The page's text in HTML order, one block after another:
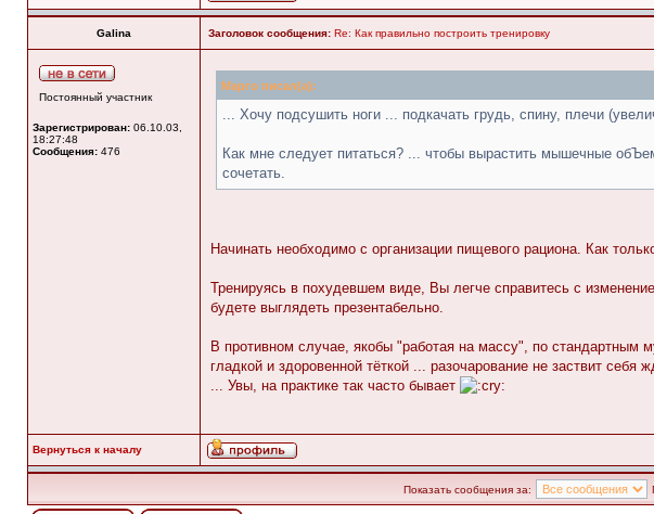
Galina Заголовок сообщения: Re: Как правильно построить тренировку
Постоянный участник
Зарегистрирован: 06.10.03,
18:27:48
Сообщения: 476
Марго писал(а):
... Хочу подсушить ноги ... подкачать грудь, спину, плечи
Как мне следует питаться? ... чтобы вырастить мышечные
сочетать.
Начинать необходимо с организации пищевого рациона. Как
Тренируясь в похудевшем виде, Вы легче справитесь с
будете выглядеть презентабельно.
В противном случае, якобы "работая на массу", по стандартным
гладкой и здоровенной тёткой ... разочарование не заствит себя
... Увы, на практике так часто бывает
Вернуться к началу
Показать сообщения за: